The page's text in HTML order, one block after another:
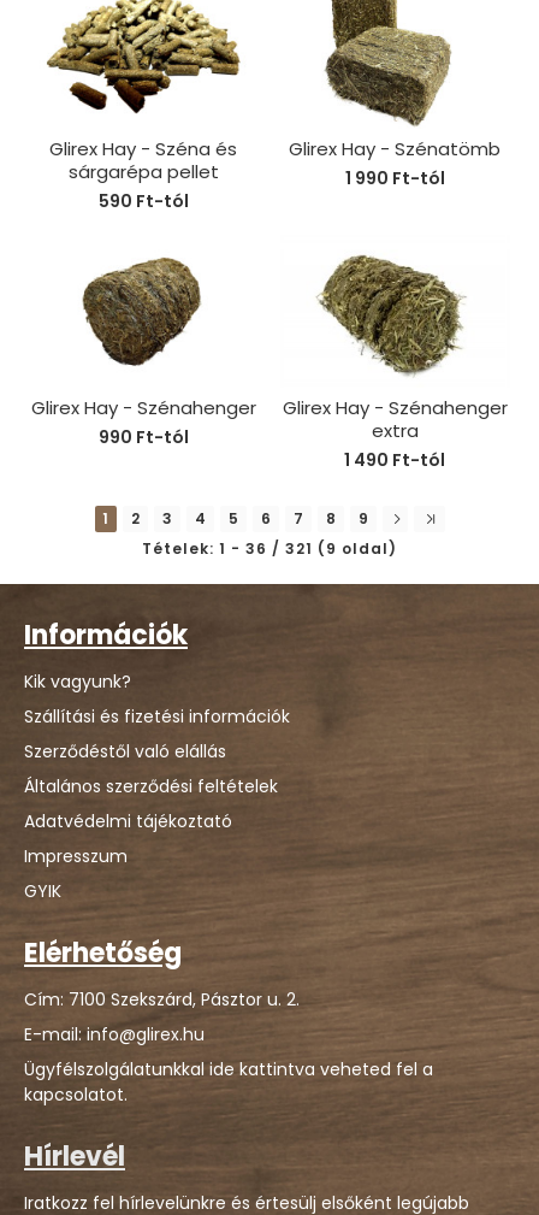
Glirex Hay - Széna és
sárgarépa pellet
590 Ft-tól
Glirex Hay - Szénatömb
1 990 Ft-tól
Glirex Hay - Szénahenger
990 Ft-tól
Glirex Hay - Szénahenger
extra
1 490 Ft-tól
1 2 3 4 5 6 7 8
9
Tételek: 1 - 36 / 321 (9 oldal)
Információk
Kik vagyunk?
Szállítási és fizetési információk
Szerződéstől való elállás
Általános szerződési feltételek
Adatvédelmi tájékoztató
Impresszum
GYIK
Elérhetőség
Cím: 7100 Szekszárd, Pásztor u. 2.
E-mail: info@glirex.hu
Ügyfélszolgálatunkkal ide kattintva veheted fel a
kapcsolatot.
Hírlevél
Iratkozz fel hírlevelünkre és értesülj elsőként legújabb